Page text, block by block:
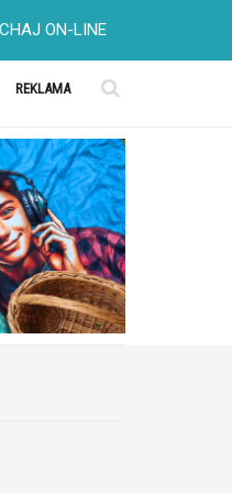
ON-LINE
REKLAMA